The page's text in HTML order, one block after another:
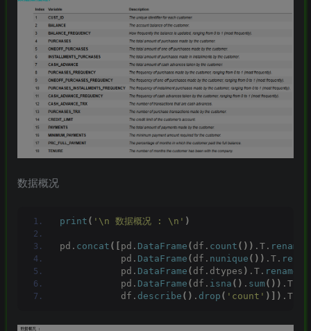
数据概况
print ( '\n 数据概况 : \n' )
pd. concat ([ pd. DataFrame ( df. count ()) .T. rename
           pd.
DataFrame ( df. nunique ()) .T.
           pd.
DataFrame ( df.dtypes ) .T. rename
           pd.
DataFrame ( df. isna () . sum ()) .T.
           df.
describe () . drop ( 'count' )]) .T